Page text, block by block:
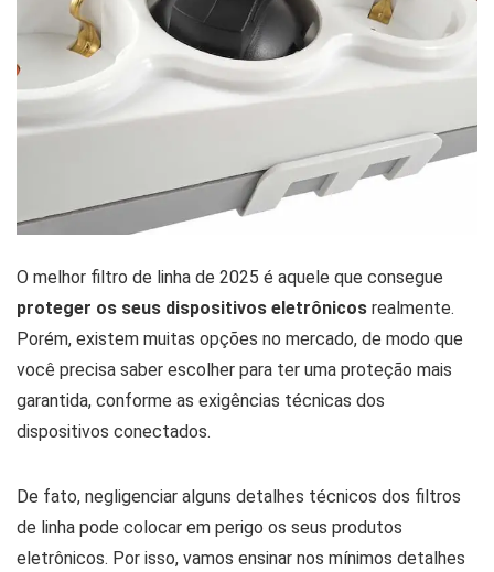
O melhor filtro de linha de 2025 é aquele que consegue
proteger os seus dispositivos eletrônicos realmente.
Porém, existem muitas opções no mercado, de modo que
você precisa saber escolher para ter uma proteção mais
garantida, conforme as exigências técnicas dos
dispositivos conectados.
De fato, negligenciar alguns detalhes técnicos dos filtros
de linha pode colocar em perigo os seus produtos
eletrônicos. Por isso, vamos ensinar nos mínimos detalhes